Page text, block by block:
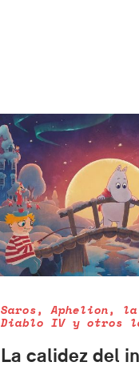
Saros, Aphelion, la
Diablo IV y otros
La calidez del